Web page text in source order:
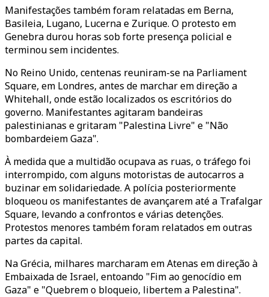
Manifestações também foram relatadas em Berna,
Basileia, Lugano, Lucerna e Zurique. O protesto em
Genebra durou horas sob forte presença policial e
terminou sem incidentes.
No Reino Unido, centenas reuniram-se na Parliament
Square, em Londres, antes de marchar em direção a
Whitehall, onde estão localizados os escritórios do
governo. Manifestantes agitaram bandeiras
palestinianas e gritaram "Palestina Livre" e "Não
bombardeiem Gaza".
À medida que a multidão ocupava as ruas, o tráfego foi
interrompido, com alguns motoristas de autocarros a
buzinar em solidariedade. A polícia posteriormente
bloqueou os manifestantes de avançarem até a Trafalgar
Square, levando a confrontos e várias detenções.
Protestos menores também foram relatados em outras
partes da capital.
Na Grécia, milhares marcharam em Atenas em direção à
Embaixada de Israel, entoando "Fim ao genocídio em
Gaza" e "Quebrem o bloqueio, libertem a Palestina".